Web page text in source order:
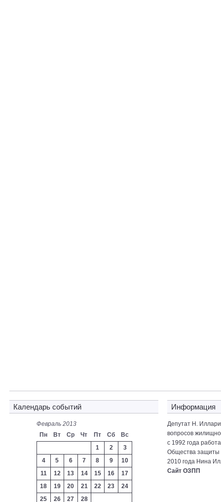
Календарь событий
Февраль 2013
Пн
Вт Ср Чт Пт Сб
Вс
1
2
3
4
5 6 7 8 9
10
11
12 13 14 15 16
17
18
19 20 21 22 23
24
25
26 27 28
Информация
Депутат Н.
вопросов
с 1992 года
Общества защиты
2010 года Нина
Сайт ОЗПП